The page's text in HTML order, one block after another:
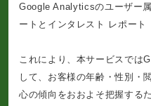
Google Analyticsのユーザー
ートとインタレスト レポート
これにより、本サービスでは
して、お客様の年齢・性別・
心の傾向をおおよそ把握する